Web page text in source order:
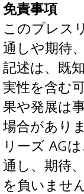
免責事項
このプレス
通しや期待
記述は、既
実性を含む
果や発展は
場合があり
リーズ AG
通し、期待
を負いません